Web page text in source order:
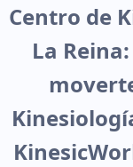
Centro de
La